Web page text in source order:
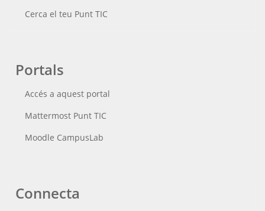
Cerca el teu Punt TIC
Portals
Accés a aquest portal
Mattermost Punt TIC
Moodle CampusLab
Connecta